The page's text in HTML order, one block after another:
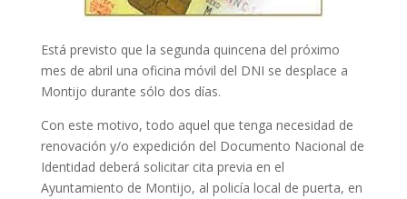
Está previsto que la segunda quincena del próximo
mes de abril una oficina móvil del DNI se desplace a
Montijo durante sólo dos días.
Con este motivo, todo aquel que tenga necesidad de
renovación y/o expedición del Documento Nacional de
Identidad deberá solicitar cita previa en el
Ayuntamiento de Montijo, al policía local de puerta, en